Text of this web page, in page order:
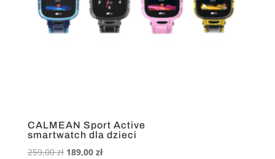
CALMEAN Sport Active
smartwatch dla dzieci
259,00zł Pierwotna
189,00 złAktualna